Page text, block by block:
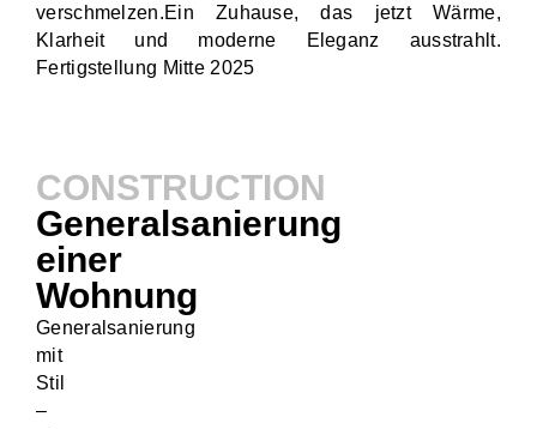
verschmelzen.Ein Zuhause, das jetzt Wärme,
Klarheit und moderne Eleganz ausstrahlt.
Fertigstellung Mitte 2025
CONSTRUCTION
Generalsanierung
einer
Wohnung
Generalsanierung
mit
Stil
–